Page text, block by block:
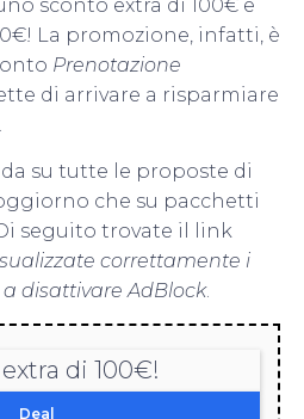
sconto extra di 100€ e
La promozione, infatti, è
Prenotazione
di arrivare a risparmiare
su tutte le proposte di
che su pacchetti
seguito trovate il link
correttamente i
disattivare AdBlock.
di 100€!
Deal